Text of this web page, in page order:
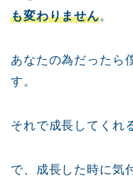
も変わりません。
あなたの為だったら
す。
それで成長してくれ
で、成長した時に気